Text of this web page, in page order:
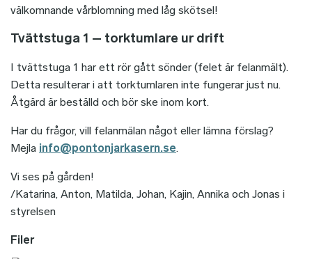
välkomnande vårblomning med låg skötsel!
Tvättstuga 1 – torktumlare ur drift
I tvättstuga 1 har ett rör gått sönder (felet är felanmält).
Detta resulterar i att torktumlaren inte fungerar just nu.
Åtgärd är beställd och bör ske inom kort.
Har du frågor, vill felanmälan något eller lämna förslag?
Mejla info@pontonjarkasern.se.
Vi ses på gården!
/Katarina, Anton, Matilda, Johan, Kajin, Annika och Jonas i
styrelsen
Filer